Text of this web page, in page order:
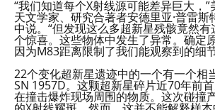
“我们知道每个X射线源可能差异巨大，
天文学家、研究合著者安德里亚·普雷
中说。“但发现这么多超新星残骸竟然
个惊喜。这些物体中发生了异常。确定
因为M83距离限制了我们能观察到的细
22个变化超新星遗迹中的一个有一个
SN 1957D。这颗超新星碎片近70年前
在撞击爆炸现场周围的物质。这次碰撞